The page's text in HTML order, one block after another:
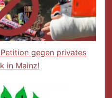
gegen privates
in Mainz!